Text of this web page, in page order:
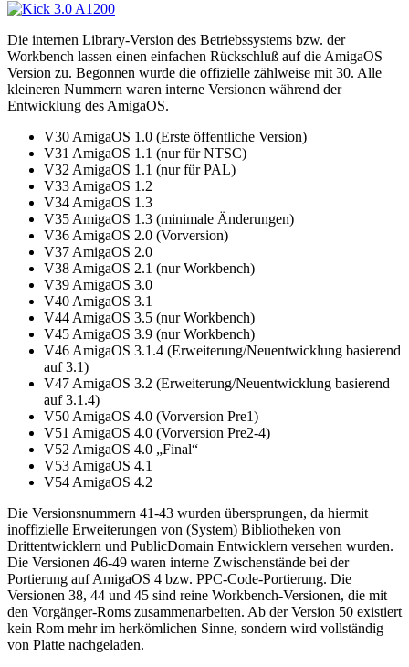
Die internen Library-Version des Betriebssystems bzw. der
Workbench lassen einen einfachen Rückschluß auf die AmigaOS
Version zu. Begonnen wurde die offizielle zählweise mit 30. Alle
kleineren Nummern waren interne Versionen während der
Entwicklung des AmigaOS.
V30 AmigaOS 1.0 (Erste öffentliche Version)
V31 AmigaOS 1.1 (nur für NTSC)
V32 AmigaOS 1.1 (nur für PAL)
V33 AmigaOS 1.2
V34 AmigaOS 1.3
V35 AmigaOS 1.3 (minimale Änderungen)
V36 AmigaOS 2.0 (Vorversion)
V37 AmigaOS 2.0
V38 AmigaOS 2.1 (nur Workbench)
V39 AmigaOS 3.0
V40 AmigaOS 3.1
V44 AmigaOS 3.5 (nur Workbench)
V45 AmigaOS 3.9 (nur Workbench)
V46 AmigaOS 3.1.4 (Erweiterung/Neuentwicklung basierend
auf 3.1)
V47 AmigaOS 3.2 (Erweiterung/Neuentwicklung basierend
auf 3.1.4)
V50 AmigaOS 4.0 (Vorversion Pre1)
V51 AmigaOS 4.0 (Vorversion Pre2-4)
V52 AmigaOS 4.0 „Final“
V53 AmigaOS 4.1
V54 AmigaOS 4.2
Die Versionsnummern 41-43 wurden übersprungen, da hiermit
inoffizielle Erweiterungen von (System) Bibliotheken von
Drittentwicklern und PublicDomain Entwicklern versehen wurden.
Die Versionen 46-49 waren interne Zwischenstände bei der
Portierung auf AmigaOS 4 bzw. PPC-Code-Portierung. Die
Versionen 38, 44 und 45 sind reine Workbench-Versionen, die mit
den Vorgänger-Roms zusammenarbeiten. Ab der Version 50 existiert
kein Rom mehr im herkömlichen Sinne, sondern wird vollständig
von Platte nachgeladen.